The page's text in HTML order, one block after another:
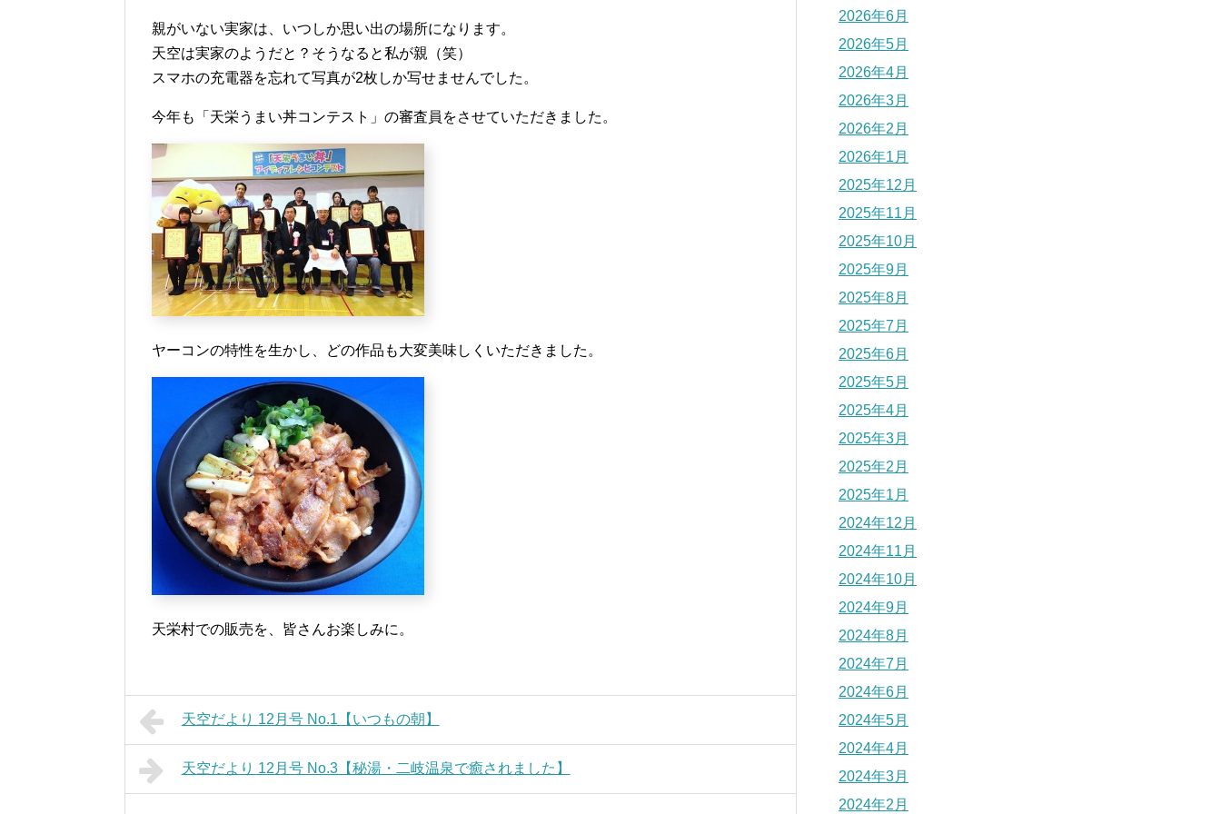
親がいない実家は、いつしか思い出の場所になります。
天空は実家のようだと？そうなると私が親（笑）
スマホの充電器を忘れて写真が2枚しか写せませんでした。
今年も「天栄うまい丼コンテスト」の審査員をさせていただきました。
ヤーコンの特性を生かし、どの作品も大変美味しくいただきました。
天栄村での販売を、皆さんお楽しみに。
天空だより 12月号 No.1【いつもの朝】
天空だより 12月号 No.3【秘湯・二岐温泉で癒されました】
2026年6月
2026年5月
2026年4月
2026年3月
2026年2月
2026年1月
2025年12月
2025年11月
2025年10月
2025年9月
2025年8月
2025年7月
2025年6月
2025年5月
2025年4月
2025年3月
2025年2月
2025年1月
2024年12月
2024年11月
2024年10月
2024年9月
2024年8月
2024年7月
2024年6月
2024年5月
2024年4月
2024年3月
2024年2月